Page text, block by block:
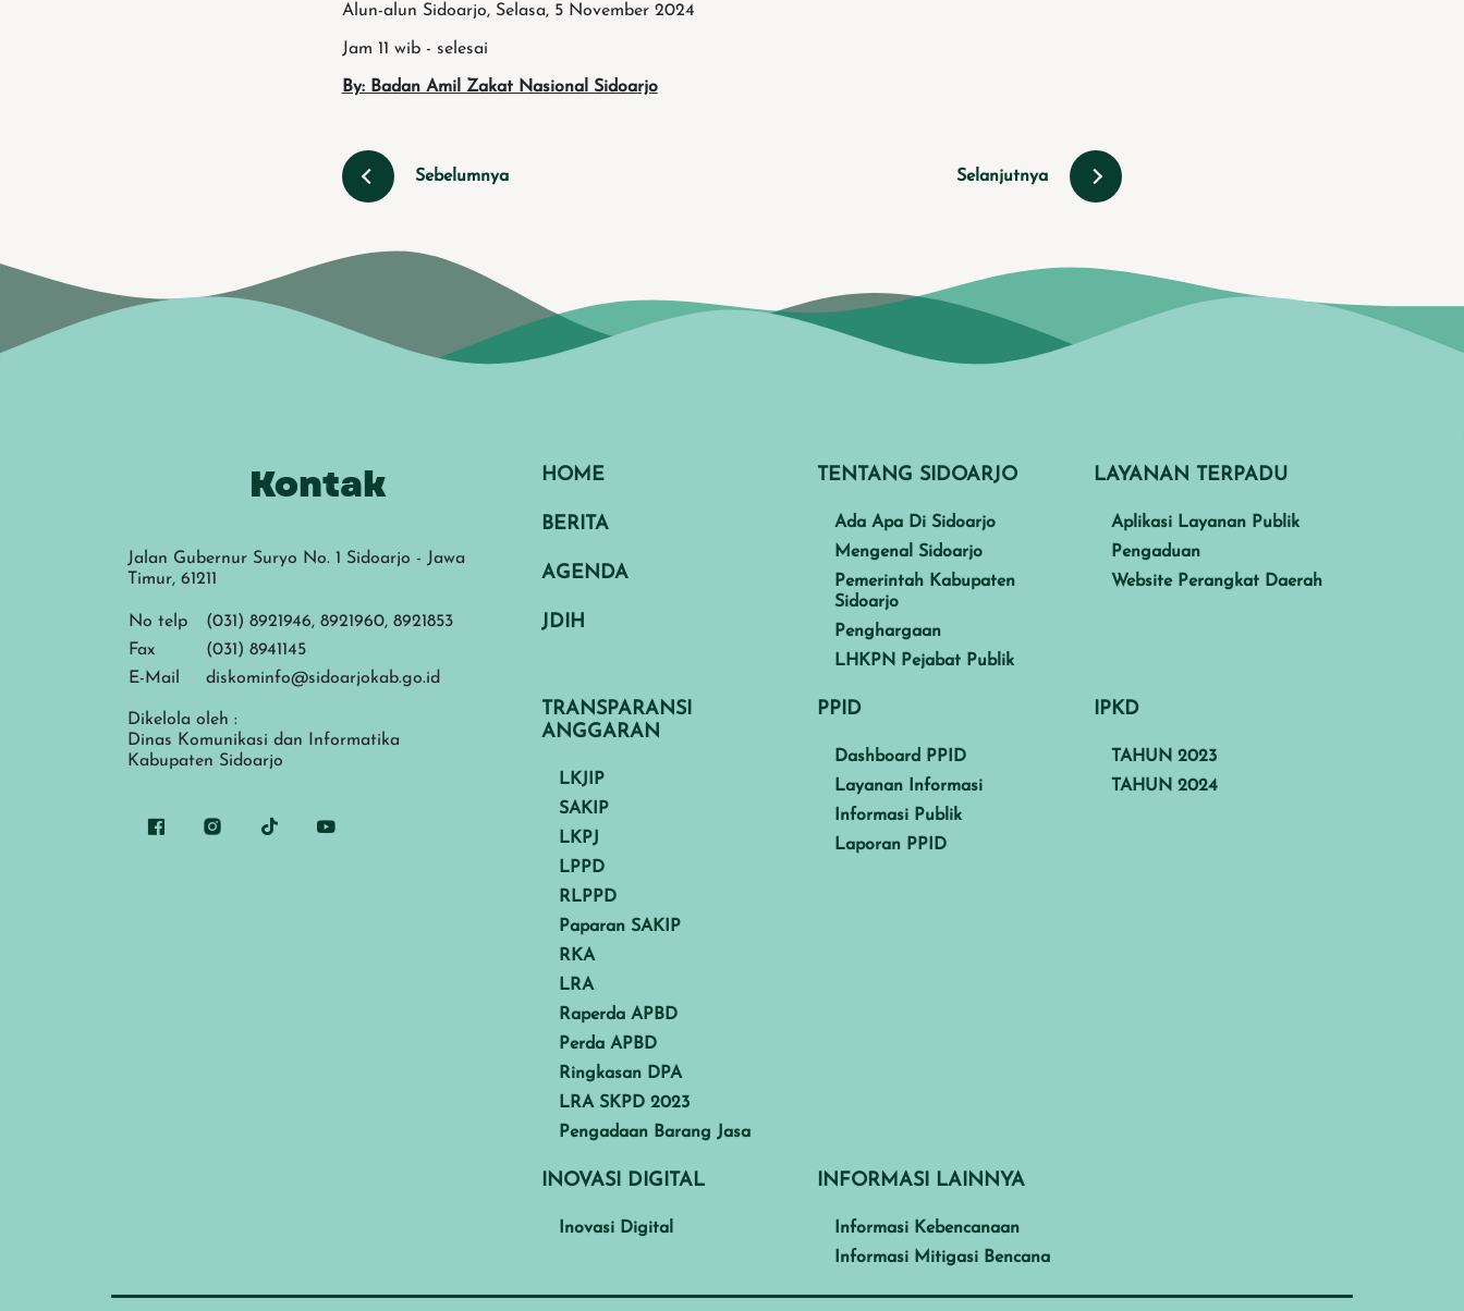
Alun-alun Sidoarjo, Selasa, 5 November 2024
Jam 11 wib - selesai
By: Badan Amil Zakat Nasional Sidoarjo
Sebelumnya Selanjutnya
Kontak
Jalan Gubernur Suryo No. 1 Sidoarjo - Jawa
Timur, 61211
No telp
(031) 8921946, 8921960, 8921853
Fax
(031) 8941145
E-Mail
diskominfo@sidoarjokab.go.id
Dikelola oleh :
Dinas Komunikasi dan Informatika
Kabupaten Sidoarjo
HOME
BERITA
AGENDA
JDIH
TENTANG SIDOARJO
Ada Apa Di Sidoarjo
Mengenal Sidoarjo
Pemerintah Kabupaten
Sidoarjo
Penghargaan
LHKPN Pejabat Publik
LAYANAN TERPADU
Aplikasi Layanan Publik
Pengaduan
Website Perangkat Daerah
TRANSPARANSI
ANGGARAN
LKJIP
SAKIP
LKPJ
LPPD
RLPPD
Paparan SAKIP
RKA
LRA
Raperda APBD
Perda APBD
Ringkasan DPA
LRA SKPD 2023
Pengadaan Barang Jasa
PPID
Dashboard PPID
Layanan Informasi
Informasi Publik
Laporan PPID
IPKD
TAHUN 2023
TAHUN 2024
INOVASI DIGITAL
Inovasi Digital
INFORMASI LAINNYA
Informasi Kebencanaan
Informasi Mitigasi Bencana